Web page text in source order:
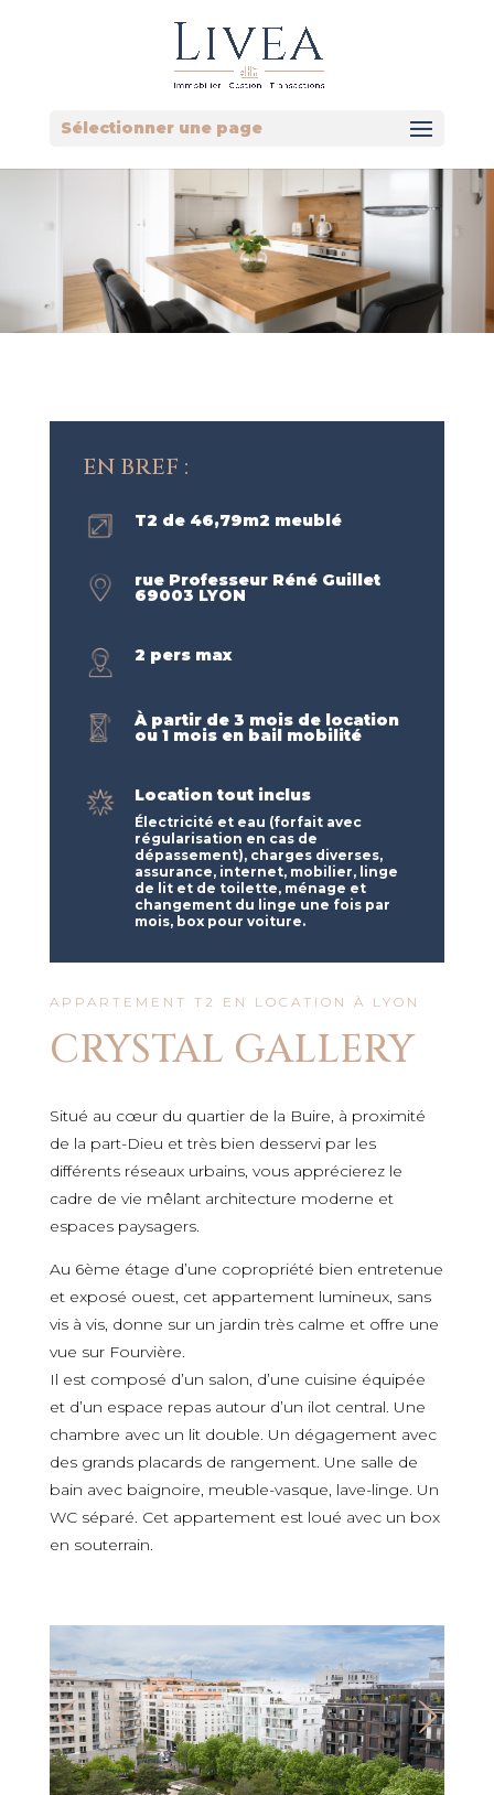
Sélectionner une page
EN BREF :
T2 de 46,79m2 meublé
rue Professeur Réné Guillet
69003 LYON
2 pers max
À partir de 3 mois de location
ou 1 mois en bail mobilité
Location tout inclus
Électricité et eau (forfait avec
régularisation en cas de
dépassement), charges diverses,
assurance, internet, mobilier, linge
de lit et de toilette, ménage et
changement du linge une fois par
mois, box pour voiture.
APPARTEMENT T2 EN LOCATION À LYON
CRYSTAL GALLERY
Situé au cœur du quartier de la Buire, à proximité
de la part-Dieu et très bien desservi par les
différents réseaux urbains, vous apprécierez le
cadre de vie mêlant architecture moderne et
espaces paysagers.
Au 6ème étage d’une copropriété bien entretenue
et exposé ouest, cet appartement lumineux, sans
vis à vis, donne sur un jardin très calme et offre une
vue sur Fourvière.
Il est composé d’un salon, d’une cuisine équipée
et d’un espace repas autour d’un ilot central. Une
chambre avec un lit double. Un dégagement avec
des grands placards de rangement. Une salle de
bain avec baignoire, meuble-vasque, lave-linge. Un
WC séparé. Cet appartement est loué avec un box
en souterrain.